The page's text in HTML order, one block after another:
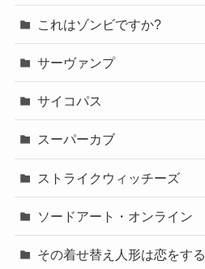
これはゾンビですか?
サーヴァンプ
サイコパス
スーパーカブ
ストライクウィッチーズ
ソードアート・オンライン
その着せ替え人形は恋をする